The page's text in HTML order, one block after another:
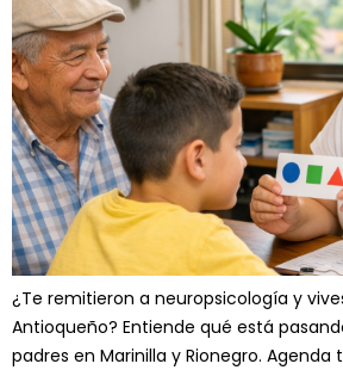
¿Te remitieron a neuropsicología y
Antioqueño? Entiende qué está
padres en Marinilla y Rionegro. Agenda